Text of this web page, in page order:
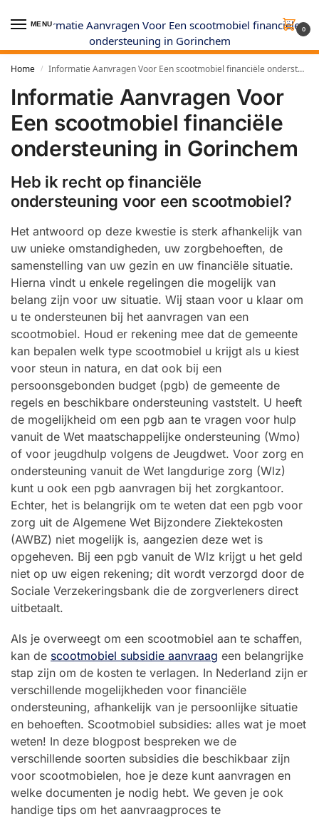
MENU
0
Home / Informatie Aanvragen Voor Een scootmobiel financiële ondersteuning in Gorinchem
Informatie Aanvragen Voor
Een scootmobiel financiële
ondersteuning in Gorinchem
Heb ik recht op financiële
ondersteuning voor een scootmobiel?
Het antwoord op deze kwestie is sterk afhankelijk van
uw unieke omstandigheden, uw zorgbehoeften, de
samenstelling van uw gezin en uw financiële situatie.
Hierna vindt u enkele regelingen die mogelijk van
belang zijn voor uw situatie. Wij staan voor u klaar om
u te ondersteunen bij het aanvragen van een
scootmobiel. Houd er rekening mee dat de gemeente
kan bepalen welk type scootmobiel u krijgt als u kiest
voor steun in natura, en dat ook bij een
persoonsgebonden budget (pgb) de gemeente de
regels en beschikbare ondersteuning vaststelt. U heeft
de mogelijkheid om een pgb aan te vragen voor hulp
vanuit de Wet maatschappelijke ondersteuning (Wmo)
of voor jeugdhulp volgens de Jeugdwet. Voor zorg en
ondersteuning vanuit de Wet langdurige zorg (Wlz)
kunt u ook een pgb aanvragen bij het zorgkantoor.
Echter, het is belangrijk om te weten dat een pgb voor
zorg uit de Algemene Wet Bijzondere Ziektekosten
(AWBZ) niet mogelijk is, aangezien deze wet is
opgeheven. Bij een pgb vanuit de Wlz krijgt u het geld
niet op uw eigen rekening; dit wordt verzorgd door de
Sociale Verzekeringsbank die de zorgverleners direct
uitbetaalt.
Als je overweegt om een scootmobiel aan te schaffen,
kan de scootmobiel subsidie aanvraag een belangrijke
stap zijn om de kosten te verlagen. In Nederland zijn er
verschillende mogelijkheden voor financiële
ondersteuning, afhankelijk van je persoonlijke situatie
en behoeften. Scootmobiel subsidies: alles wat je moet
weten! In deze blogpost bespreken we de
verschillende soorten subsidies die beschikbaar zijn
voor scootmobielen, hoe je deze kunt aanvragen en
welke documenten je nodig hebt. We geven je ook
handige tips om het aanvraagproces te